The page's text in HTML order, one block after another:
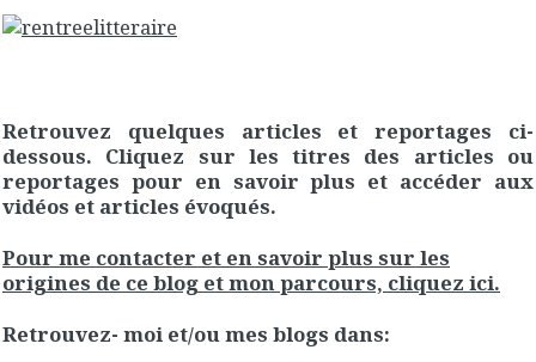
Retrouvez quelques articles et reportages ci-
dessous. Cliquez sur les titres des articles ou
reportages pour en savoir plus et accéder aux
vidéos et articles évoqués.
Pour me contacter et en savoir plus sur les
origines de ce blog et mon parcours, cliquez ici.
Retrouvez- moi et/ou mes blogs dans: